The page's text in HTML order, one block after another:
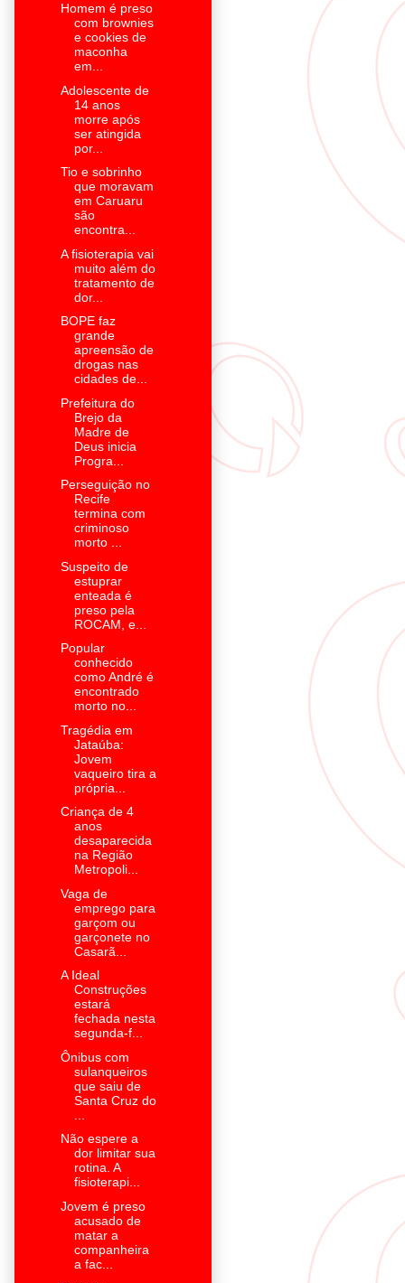
Homem é preso
com brownies
e cookies de
maconha
em...
Adolescente de
14 anos
morre após
ser atingida
por...
Tio e sobrinho
que moravam
em Caruaru
são
encontra...
A fisioterapia vai
muito além do
tratamento de
dor...
BOPE faz
grande
apreensão de
drogas nas
cidades de...
Prefeitura do
Brejo da
Madre de
Deus inicia
Progra...
Perseguição no
Recife
termina com
criminoso
morto ...
Suspeito de
estuprar
enteada é
preso pela
ROCAM, e...
Popular
conhecido
como André é
encontrado
morto no...
Tragédia em
Jataúba:
Jovem
vaqueiro tira a
própria...
Criança de 4
anos
desaparecida
na Região
Metropoli...
Vaga de
emprego para
garçom ou
garçonete no
Casarã...
A Ideal
Construções
estará
fechada nesta
segunda-f...
Ônibus com
sulanqueiros
que saiu de
Santa Cruz do
Não espere a
dor limitar sua
rotina. A
fisioterapi...
Jovem é preso
acusado de
matar a
companheira
a fac...